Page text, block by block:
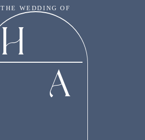
THE WEDDING OF
H
A